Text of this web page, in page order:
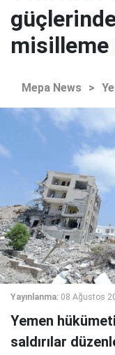
misilleme
Mepa News >
Yayınlanma: 08 Ağustos
Yemen
saldırılar